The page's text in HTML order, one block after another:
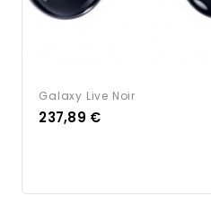
Galaxy Live Noir
Prix
237,89 €